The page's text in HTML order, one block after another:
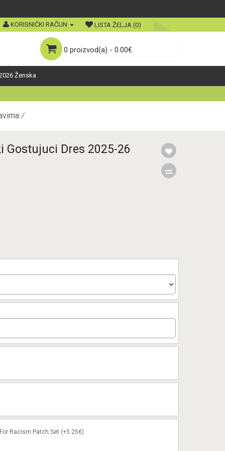
KORISNIČKI RAČUN LISTA ŽELJA (0)
0 proizvod(a) - 0.00€
Ženska
Gostujuci Dres 2025-26
Racism Patch Set (+5.25€)